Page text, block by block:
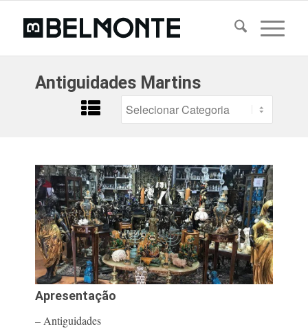
Antiguidades Martins
Apresentação
– Antiguidades